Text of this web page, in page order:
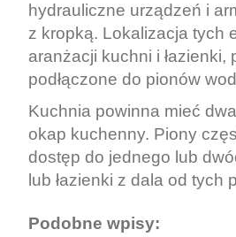
hydrauliczne urządzeń i
z kropką. Lokalizacja tych
aranżacji kuchni i
podłączone do pionów
Kuchnia powinna mieć
okap kuchenny. Piony
dostęp do jednego lub
lub łazienki z dala od
Podobne wpisy: